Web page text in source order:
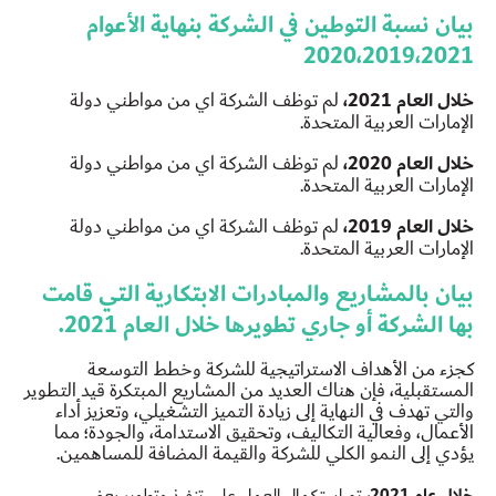
بيان نسبة التوطين في الشركة بنهاية الأعوام
2020،2019،2021
خلال العام 2021، لم توظف الشركة اي من مواطني دولة
الإمارات العربية المتحدة.
خلال العام 2020، لم توظف الشركة اي من مواطني دولة
الإمارات العربية المتحدة.
خلال العام 2019، لم توظف الشركة اي من مواطني دولة
الإمارات العربية المتحدة.
بيان بالمشاريع والمبادرات الابتكارية التي قامت
بها الشركة أو جاري تطويرها خلال العام 2021.
كجزء من الأهداف الاستراتيجية للشركة وخطط التوسعة
المستقبلية، فإن هناك العديد من المشاريع المبتكرة قيد التطوير
والتي تهدف في النهاية إلى زيادة التميز التشغيلي، وتعزيز أداء
الأعمال، وفعالية التكاليف، وتحقيق الاستدامة، والجودة؛ مما
يؤدي إلى النمو الكلي للشركة والقيمة المضافة للمساهمين.